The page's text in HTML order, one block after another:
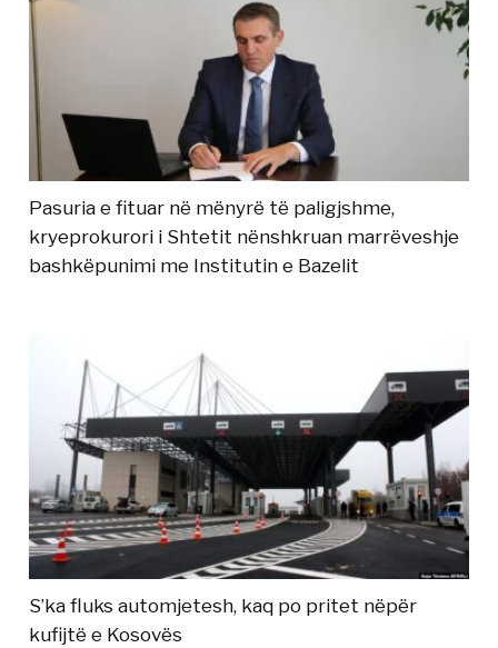
Pasuria e fituar në mënyrë të paligjshme,
kryeprokurori i Shtetit nënshkruan marrëveshje
bashkëpunimi me Institutin e Bazelit
S’ka fluks automjetesh, kaq po pritet nëpër
kufijtë e Kosovës